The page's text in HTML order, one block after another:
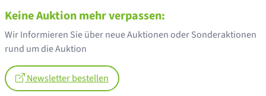
Keine Auktion mehr verpassen:
Wir Informieren Sie über neue Auktionen oder Sonderaktionen
rund um die Auktion
Newsletter bestellen